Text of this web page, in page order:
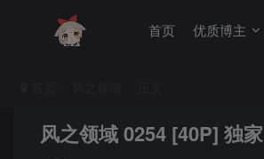
首页 优质博主
风之领域 0254 [40P] 独家